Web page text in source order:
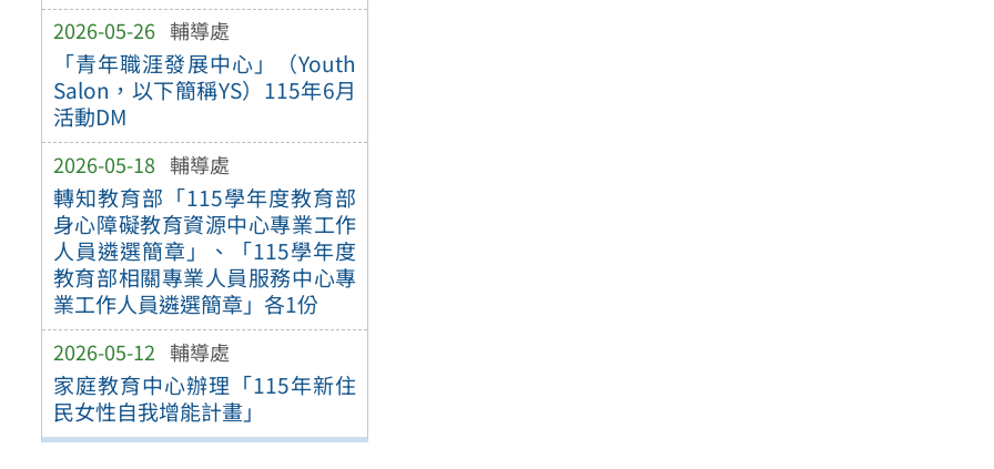
2026-05-26 輔導處
「青年職涯發展中心」（Youth
Salon，以下簡稱YS）115年6月
活動DM
2026-05-18 輔導處
轉知教育部「115學年度教育部
身心障礙教育資源中心專業工作
人員遴選簡章」、「115學年度
教育部相關專業人員服務中心專
業工作人員遴選簡章」各1份
2026-05-12 輔導處
家庭教育中心辦理「115年新住
民女性自我增能計畫」